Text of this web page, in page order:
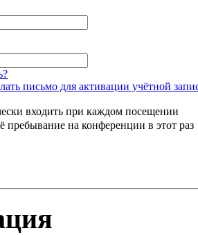
письмо для активации учётной
входить при каждом посещении
пребывание на конференции в этот раз